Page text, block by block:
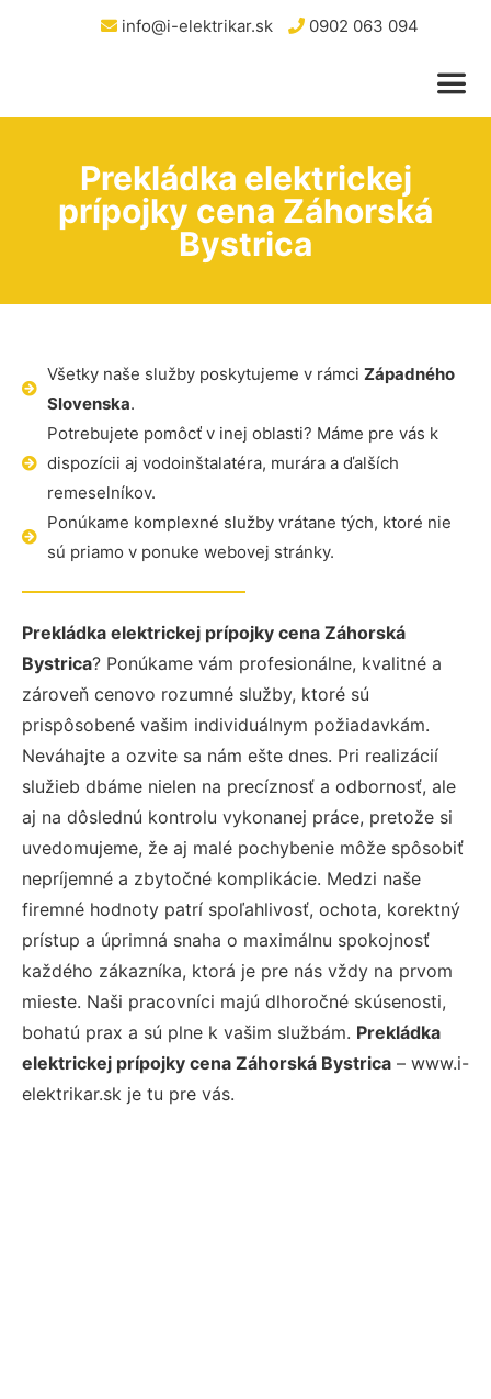
info@i-elektrikar.sk 0902 063 094
Prekládka elektrickej
prípojky cena Záhorská
Bystrica
Všetky naše služby poskytujeme v rámci Západného
Slovenska.
Potrebujete pomôcť v inej oblasti? Máme pre vás k
dispozícii aj vodoinštalatéra, murára a ďalších
remeselníkov.
Ponúkame komplexné služby vrátane tých, ktoré nie
sú priamo v ponuke webovej stránky.
Prekládka elektrickej prípojky cena Záhorská
Bystrica? Ponúkame vám profesionálne, kvalitné a
zároveň cenovo rozumné služby, ktoré sú
prispôsobené vašim individuálnym požiadavkám.
Neváhajte a ozvite sa nám ešte dnes. Pri realizácií
služieb dbáme nielen na precíznosť a odbornosť, ale
aj na dôslednú kontrolu vykonanej práce, pretože si
uvedomujeme, že aj malé pochybenie môže spôsobiť
nepríjemné a zbytočné komplikácie. Medzi naše
firemné hodnoty patrí spoľahlivosť, ochota, korektný
prístup a úprimná snaha o maximálnu spokojnosť
každého zákazníka, ktorá je pre nás vždy na prvom
mieste. Naši pracovníci majú dlhoročné skúsenosti,
bohatú prax a sú plne k vašim službám. Prekládka
elektrickej prípojky cena Záhorská Bystrica – www.i-
elektrikar.sk je tu pre vás.